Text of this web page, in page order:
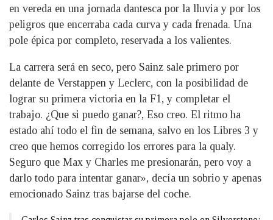
en vereda en una jornada dantesca por la lluvia y por los
peligros que encerraba cada curva y cada frenada. Una
pole épica por completo, reservada a los valientes.
La carrera será en seco, pero Sainz sale primero por
delante de Verstappen y Leclerc, con la posibilidad de
lograr su primera victoria en la F1, y completar el
trabajo. ¿Que si puedo ganar?, Eso creo. El ritmo ha
estado ahí todo el fin de semana, salvo en los Libres 3 y
creo que hemos corregido los errores para la qualy.
Seguro que Max y Charles me presionarán, pero voy a
darlo todo para intentar ganar», decía un sobrio y apenas
emocionado Sainz tras bajarse del coche.